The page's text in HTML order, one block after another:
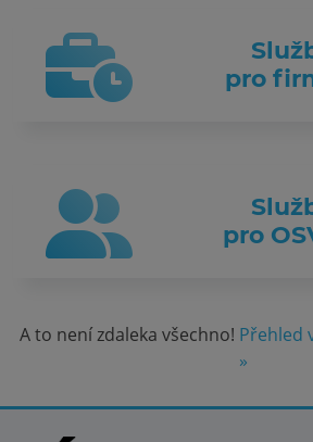
pro
pro
A to není zdaleka všechno! Přehled
»